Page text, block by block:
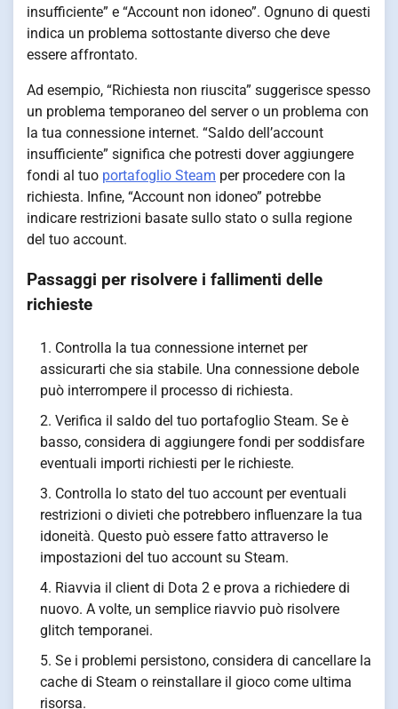
insufficiente” e “Account non idoneo”. Ognuno di questi
indica un problema sottostante diverso che deve
essere affrontato.
Ad esempio, “Richiesta non riuscita” suggerisce spesso
un problema temporaneo del server o un problema con
la tua connessione internet. “Saldo dell’account
insufficiente” significa che potresti dover aggiungere
fondi al tuo portafoglio Steam per procedere con la
richiesta. Infine, “Account non idoneo” potrebbe
indicare restrizioni basate sullo stato o sulla regione
del tuo account.
Passaggi per risolvere i fallimenti delle
richieste
Controlla la tua connessione internet per
assicurarti che sia stabile. Una connessione debole
può interrompere il processo di richiesta.
Verifica il saldo del tuo portafoglio Steam. Se è
basso, considera di aggiungere fondi per soddisfare
eventuali importi richiesti per le richieste.
Controlla lo stato del tuo account per eventuali
restrizioni o divieti che potrebbero influenzare la tua
idoneità. Questo può essere fatto attraverso le
impostazioni del tuo account su Steam.
Riavvia il client di Dota 2 e prova a richiedere di
nuovo. A volte, un semplice riavvio può risolvere
glitch temporanei.
Se i problemi persistono, considera di cancellare la
cache di Steam o reinstallare il gioco come ultima
risorsa.